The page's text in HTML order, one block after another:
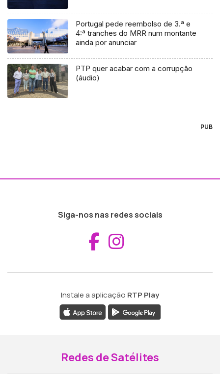
Portugal pede reembolso de 3.ª e
4:ª tranches do MRR num montante
ainda por anunciar
PTP quer acabar com a corrupção
(áudio)
PUB
Siga-nos nas redes sociais
Aceder ao
Instale a aplicação RTP Play
Redes de Satélites